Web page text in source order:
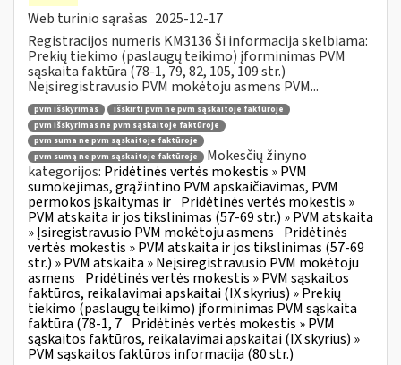
Web turinio sąrašas 2025-12-17
Registracijos numeris KM3136 Ši informacija skelbiama:
Prekių tiekimo (paslaugų teikimo) įforminimas PVM
sąskaita faktūra (78-1, 79, 82, 105, 109 str.)
Neįsiregistravusio PVM mokėtoju asmens PVM...
pvm išskyrimas
išskirti pvm ne pvm sąskaitoje faktūroje
pvm išskyrimas ne pvm sąskaitoje faktūroje
pvm suma ne pvm sąskaitoje faktūroje
pvm sumą ne pvm sąskaitoje faktūroje
Mokesčių žinyno
kategorijos: Pridėtinės vertės mokestis » PVM
sumokėjimas, grąžintino PVM apskaičiavimas, PVM
permokos įskaitymas ir Pridėtinės vertės mokestis »
PVM atskaita ir jos tikslinimas (57-69 str.) » PVM atskaita
» Įsiregistravusio PVM mokėtoju asmens Pridėtinės
vertės mokestis » PVM atskaita ir jos tikslinimas (57-69
str.) » PVM atskaita » Neįsiregistravusio PVM mokėtoju
asmens Pridėtinės vertės mokestis » PVM sąskaitos
faktūros, reikalavimai apskaitai (IX skyrius) » Prekių
tiekimo (paslaugų teikimo) įforminimas PVM sąskaita
faktūra (78-1, 7 Pridėtinės vertės mokestis » PVM
sąskaitos faktūros, reikalavimai apskaitai (IX skyrius) »
PVM sąskaitos faktūros informacija (80 str.)